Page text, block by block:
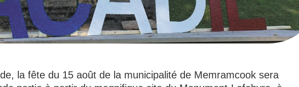
la fête du 15 août de la municipalité de Memramcook sera